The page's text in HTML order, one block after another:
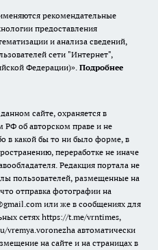
рекомендательные
предоставления
и анализа сведений,
сети "Интернет",
Федерации)». Подробнее
сайте, охраняется в
РФ об авторском праве и не
в какой бы то ни было форме, в
переработке не иначе
Редакция портала не
пользователей, размещенные на
отправка фотографии на
или же в сообщениях для
сетях https://t.me/vrntimes,
vremya.voronezha автоматически
на сайте и на страницах в